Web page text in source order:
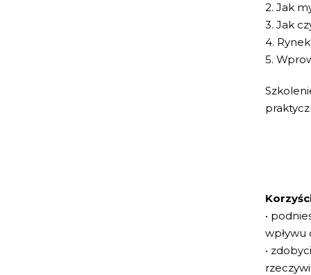
2. Jak
3. Jak
4.
5.
•
wpływu
•